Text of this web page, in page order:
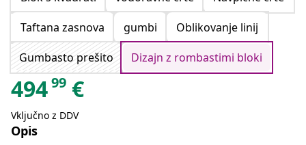
Taftana zasnova
gumbi
Oblikovanje linij
Gumbasto prešito
Dizajn z rombastimi bloki
49499 €
Vključno z DDV
Opis